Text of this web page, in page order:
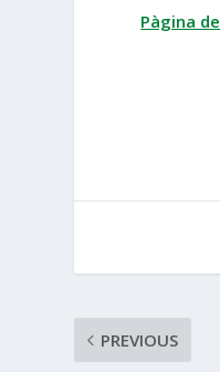
Pàgina
PREVIOUS